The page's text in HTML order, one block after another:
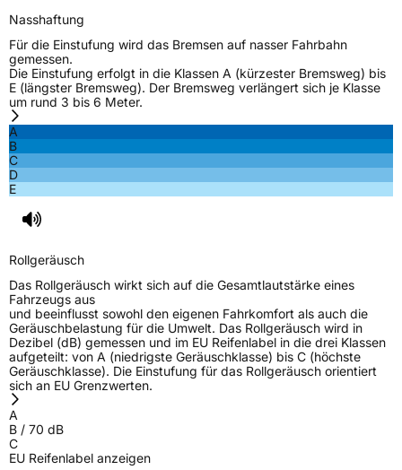
Nasshaftung
Für die Einstufung wird das Bremsen auf nasser Fahrbahn
gemessen.
Die Einstufung erfolgt in die Klassen A (kürzester Bremsweg) bis
E (längster Bremsweg). Der Bremsweg verlängert sich je Klasse
um rund 3 bis 6 Meter.
A
B
C
D
E
Rollgeräusch
Das Rollgeräusch wirkt sich auf die Gesamtlautstärke eines
Fahrzeugs aus
und beeinflusst sowohl den eigenen Fahrkomfort als auch die
Geräuschbelastung für die Umwelt. Das Rollgeräusch wird in
Dezibel (dB) gemessen und im EU Reifenlabel in die drei Klassen
aufgeteilt: von A (niedrigste Geräuschklasse) bis C (höchste
Geräuschklasse). Die Einstufung für das Rollgeräusch orientiert
sich an EU Grenzwerten.
A
B / 70 dB
C
EU Reifenlabel anzeigen